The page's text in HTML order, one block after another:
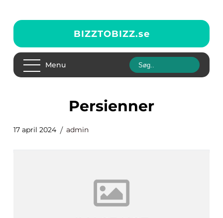
BIZZTOBIZZ.se
Menu
persienner
17 april 2024 admin